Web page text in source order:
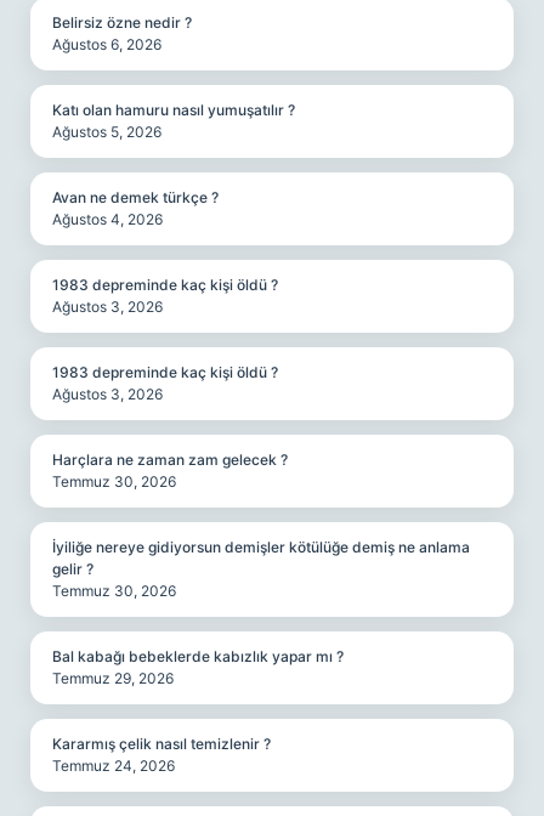
Belirsiz özne nedir ?
Ağustos 6, 2026
Katı olan hamuru nasıl yumuşatılır ?
Ağustos 5, 2026
Avan ne demek türkçe ?
Ağustos 4, 2026
1983 depreminde kaç kişi öldü ?
Ağustos 3, 2026
1983 depreminde kaç kişi öldü ?
Ağustos 3, 2026
Harçlara ne zaman zam gelecek ?
Temmuz 30, 2026
İyiliğe nereye gidiyorsun demişler kötülüğe demiş ne anlama
gelir ?
Temmuz 30, 2026
Bal kabağı bebeklerde kabızlık yapar mı ?
Temmuz 29, 2026
Kararmış çelik nasıl temizlenir ?
Temmuz 24, 2026